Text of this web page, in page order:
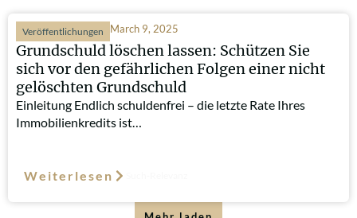
Veröffentlichungen March 9, 2025
Grundschuld löschen lassen: Schützen Sie
sich vor den gefährlichen Folgen einer nicht
gelöschten Grundschuld
Einleitung Endlich schuldenfrei – die letzte Rate Ihres
Immobilienkredits ist…
Weiterlesen